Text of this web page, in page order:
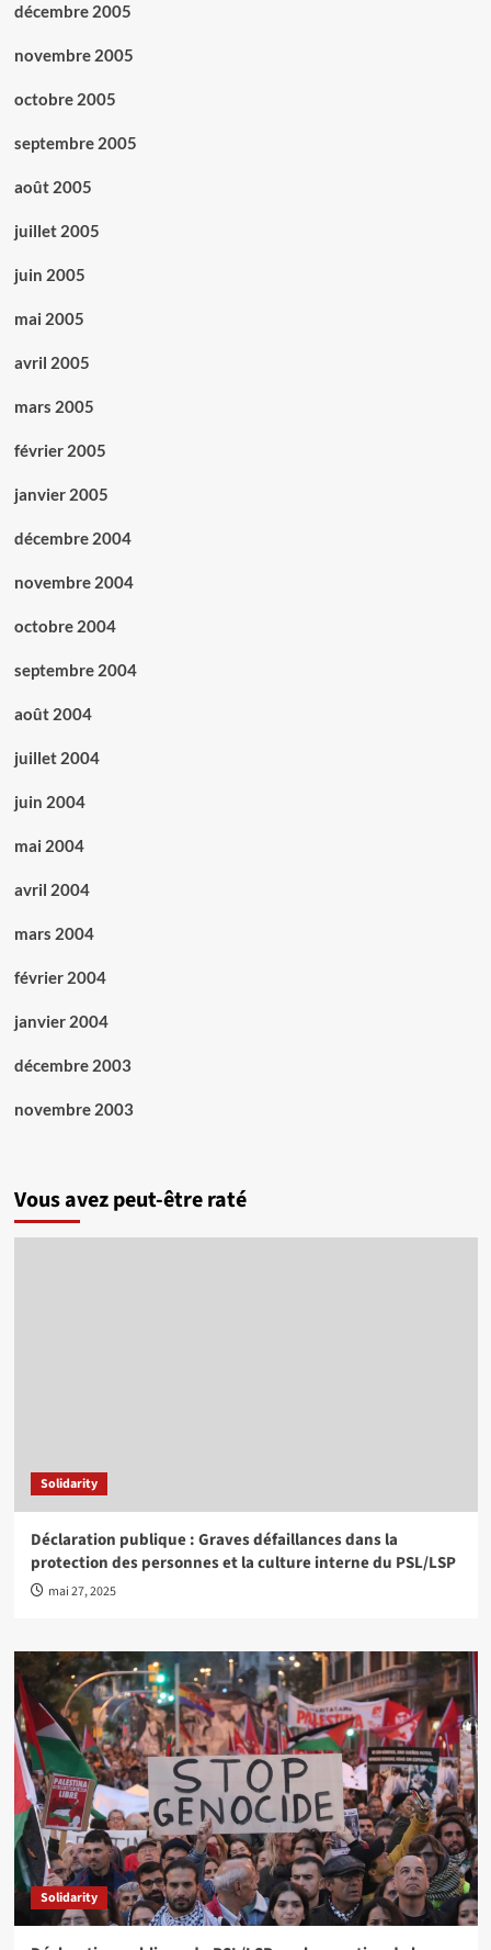
décembre 2005
novembre 2005
octobre 2005
septembre 2005
août 2005
juillet 2005
juin 2005
mai 2005
avril 2005
mars 2005
février 2005
janvier 2005
décembre 2004
novembre 2004
octobre 2004
septembre 2004
août 2004
juillet 2004
juin 2004
mai 2004
avril 2004
mars 2004
février 2004
janvier 2004
décembre 2003
novembre 2003
Vous avez peut-être raté
Solidarity
Déclaration publique : Graves défaillances dans la
protection des personnes et la culture interne du PSL/LSP
mai 27, 2025
Solidarity